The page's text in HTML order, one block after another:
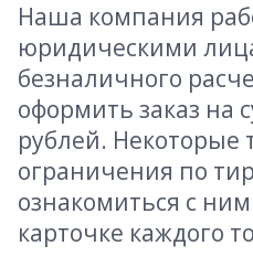
Наша компания
юридическими
безналичного
оформить заказ на
рублей.
ограничения по
ознакомиться с
карточке каждого